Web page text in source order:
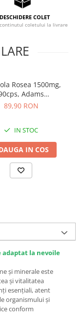
DESCHIDERE COLET
coletului la livrare
Rosea 1500mg,
Adams
Supplements
89,90 RON
IN STOC
IN COS
adaptat la nevoile
și minerale este
și vitalitatea
esențiali, atent
organismului și
conform